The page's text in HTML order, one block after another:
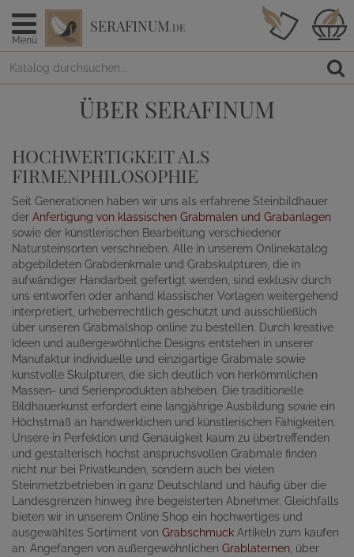
Menü
SERAFINUM.DE
ÜBER SERAFINUM
HOCHWERTIGKEIT ALS
FIRMENPHILOSOPHIE
Seit Generationen haben wir uns als erfahrene Steinbildhauer
der Anfertigung von klassischen Grabmalen und Grabanlagen
sowie der künstlerischen Bearbeitung verschiedener
Natursteinsorten verschrieben. Alle in unserem Onlinekatalog
abgebildeten Grabdenkmale und Grabskulpturen, die in
aufwändiger Handarbeit gefertigt werden, sind exklusiv durch
uns entworfen oder anhand klassischer Vorlagen weitergehend
interpretiert, urheberrechtlich geschützt und ausschließlich
über unseren Grabmalshop online zu bestellen. Durch kreative
Ideen und außergewöhnliche Designs entstehen in unserer
Manufaktur individuelle und einzigartige Grabmale sowie
kunstvolle Skulpturen, die sich deutlich von herkömmlichen
Massen- und Serienprodukten abheben. Die traditionelle
Bildhauerkunst erfordert eine langjährige Ausbildung sowie ein
Höchstmaß an handwerklichen und künstlerischen Fähigkeiten.
Unsere in Perfektion und Genauigkeit kaum zu übertreffenden
und gestalterisch höchst anspruchsvollen Grabmale finden
nicht nur bei Privatkunden, sondern auch bei vielen
Steinmetzbetrieben in ganz Deutschland und häufig über die
Landesgrenzen hinweg ihre begeisterten Abnehmer. Gleichfalls
bieten wir in unserem Online Shop ein hochwertiges und
ausgewähltes Sortiment von Grabschmuck Artikeln zum kaufen
an. Angefangen von außergewöhnlichen Grablaternen , über